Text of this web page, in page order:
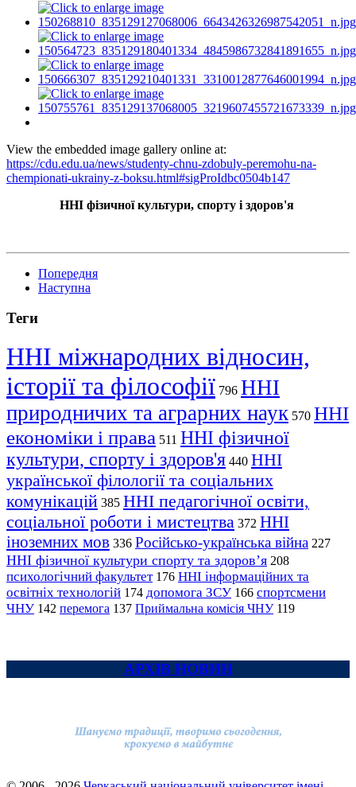
View the embedded image gallery online at:
https://cdu.edu.ua/news/studenty-chnu-zdobuly-peremohu-na-
chempionati-ukrainy-z-boksu.html#sigProIdbc0504b147
ННІ фізичної культури, спорту і здоров'я
Попередня
Наступна
Теги
ННІ міжнародних відносин,
історії та філософії 796 ННІ
природничих та аграрних наук 570 ННІ
економіки і права 511 ННІ фізичної
культури, спорту і здоров'я 440 ННІ
української філології та соціальних
комунікацій 385 ННІ педагогічної освіти,
соціальної роботи і мистецтва 372 ННІ
іноземних мов 336 Російсько-українська війна 227
ННІ фізичної культури спорту та здоров’я 208
психологічний факультет 176 ННІ інформаційних та
освітніх технологій 174 допомога ЗСУ 166 спортсмени
ЧНУ 142 перемога 137 Приймальна комісія ЧНУ 119
АРХІВ НОВИН